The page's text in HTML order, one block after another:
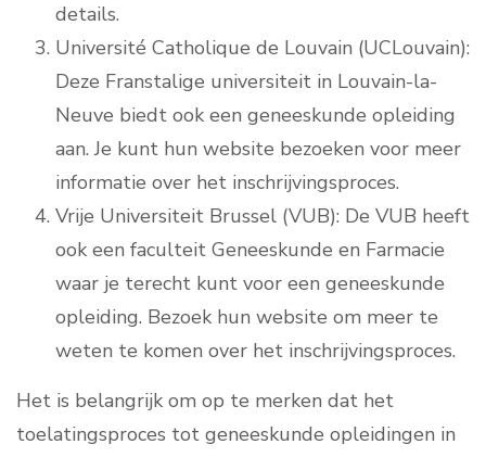
details.
Université Catholique de Louvain (UCLouvain):
Deze Franstalige universiteit in Louvain-la-
Neuve biedt ook een geneeskunde opleiding
aan. Je kunt hun website bezoeken voor meer
informatie over het inschrijvingsproces.
Vrije Universiteit Brussel (VUB): De VUB heeft
ook een faculteit Geneeskunde en Farmacie
waar je terecht kunt voor een geneeskunde
opleiding. Bezoek hun website om meer te
weten te komen over het inschrijvingsproces.
Het is belangrijk om op te merken dat het
toelatingsproces tot geneeskunde opleidingen in